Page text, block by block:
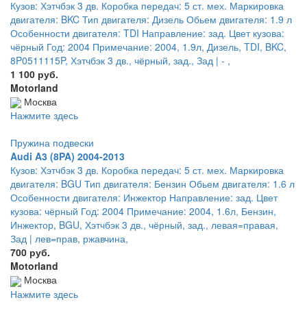
Кузов: Хэтчбэк 3 дв. Коробка передач: 5 ст. мех. Маркировка
двигателя: BKC Тип двигателя: Дизель Обьем двигателя: 1.9 л
Особенности двигателя: TDI Направление: зад. Цвет кузова:
чёрный Год: 2004 Примечание: 2004, 1.9л, Дизель, TDI, BKC,
8P0511115P, Хэтчбэк 3 дв., чёрный, зад., Зад | - ,
1 100 руб.
Motorland
Москва
Нажмите здесь
Пружина подвески
Audi A3 (8PA) 2004-2013
Кузов: Хэтчбэк 3 дв. Коробка передач: 5 ст. мех. Маркировка
двигателя: BGU Тип двигателя: Бензин Обьем двигателя: 1.6 л
Особенности двигателя: Инжектор Направление: зад. Цвет
кузова: чёрный Год: 2004 Примечание: 2004, 1.6л, Бензин,
Инжектор, BGU, Хэтчбэк 3 дв., чёрный, зад., левая=правая,
Зад | лев=прав, ржавчина,
700 руб.
Motorland
Москва
Нажмите здесь